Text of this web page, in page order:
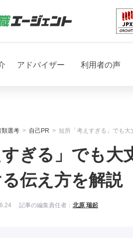
アドバイザー 利用者の声
類選考 自己PR 短所「考えすぎる」でも
ぎる」でも大
伝え方を解説
記事の編集責任者： 北原 瑞起